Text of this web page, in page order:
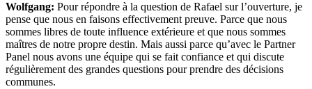
Wolfgang: Pour répondre à la question de Rafael sur l’ouverture, je
pense que nous en faisons effectivement preuve. Parce que nous
sommes libres de toute influence extérieure et que nous sommes
maîtres de notre propre destin. Mais aussi parce qu’avec le Partner
Panel nous avons une équipe qui se fait confiance et qui discute
régulièrement des grandes questions pour prendre des décisions
communes.